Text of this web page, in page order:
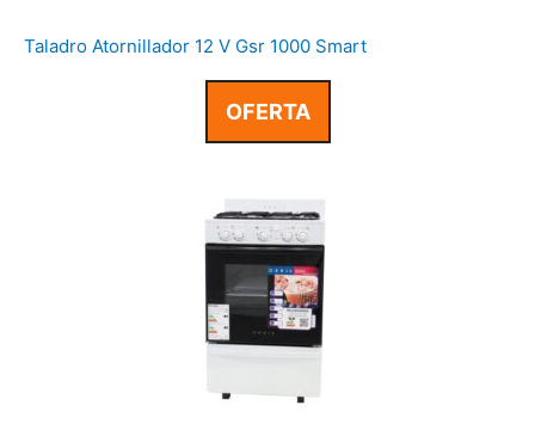
Taladro Atornillador 12 V Gsr 1000 Smart
OFERTA